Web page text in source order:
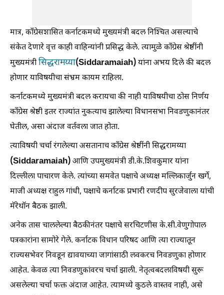
मात्र, कॉंग्रेसशासित कर्नाटकमध्ये मुख्यमंत्री बदल निश्‍चित असल्याचे
संकेत देणारे वृत्त काही वाहिन्यांनी प्रसिद्ध केले. त्यामुळे कॉंग्रेस श्रेष्ठींनी
मुख्यमंत्रीसिद्धरामय्या(Siddaramaiah)यांना अभय दिले की बदल
होणार याविषयीचा संभ्रम कायम राहिला.
कर्नाटकमध्ये मुख्यमंत्री बदल करायचा की नाही याविषयीचा ठोस निर्णय
कॉंग्रेस श्रेष्ठी इतर राज्यांत नुकत्याच झालेल्या विधानसभा निवडणुकानंतर
घेतील, असा अंदाज वर्तवला जात होता.
त्याविषयी चर्चा रंगलेल्या असतानाच कॉंग्रेस श्रेष्ठींनी सिद्धरामय्या
(Siddaramaiah)आणि उपमुख्यमंत्री डी.के.शिवकुमार यांना
दिल्लीला पाचारण केले. त्यांच्या समवेत पक्षाचे अध्यक्ष मल्लिकार्जुन खर्गे,
माजी अध्यक्ष राहुल गांधी, पक्षाचे कर्नाटक प्रभारी रणदीप सुरजेवाला यांची
मॅरेथॉन बैठक झाली.
अनेक तास चाललेल्या बैठकीनंतर पक्षाचे सरचिटणीस के.सी.वेणुगोपाल
पत्रकारांना सामोरे गेले. कर्नाटक विधान परिषद आणि त्या राज्यातून
राज्यसभेवर निवडून द्यावयाच्या जागांसाठी लवकरच निवडणुका होणार
आहेत. केवळ त्या निवडणुकांवरच चर्चा झाली. नेतृत्वबदलाविषयी सुरू
असलेल्या चर्चा फक्त अंदाज आहेत. त्यामध्ये कुठले वास्तव नाही, असे